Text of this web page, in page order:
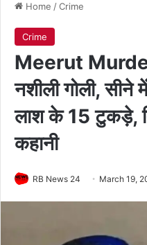
Home /Crime
Crime
Meerut
नशीली गोली, सीने
लाश के 15 टुकड़े,
कहानी
RB News 24 March 19,